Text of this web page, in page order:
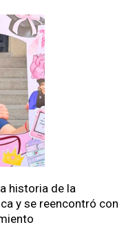
historia de la
y se reencontró con